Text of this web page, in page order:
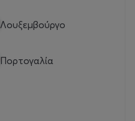
Λουξεμβούργο
Πορτογαλία